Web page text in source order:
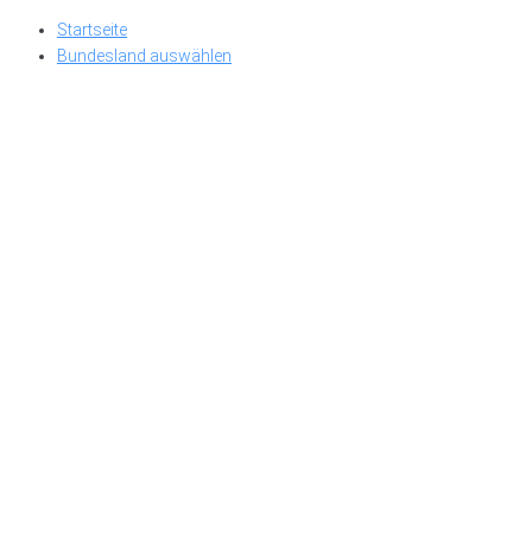
Skip
Startseite
Bundesland auswählen